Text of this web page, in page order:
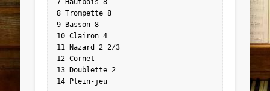
8 Trompette 8
9 Basson 8
10 Clairon 4
11 Nazard 2 2/3
12 Cornet
13 Doublette 2
14 Plein-jeu